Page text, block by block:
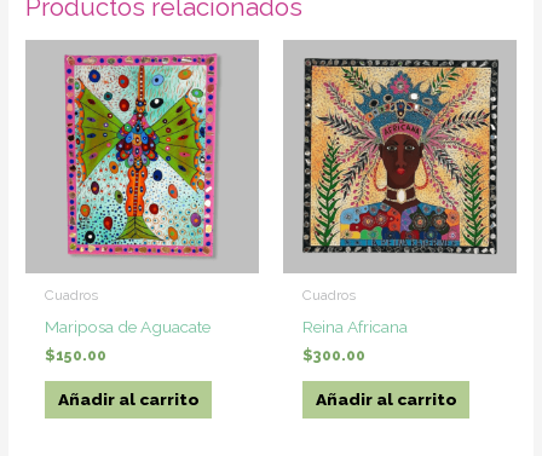
Productos relacionados
Cuadros
Mariposa de Aguacate
$150.00
Añadir al carrito
Cuadros
Reina Africana
$300.00
Añadir al carrito